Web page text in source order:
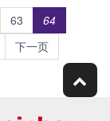
63
64
下一页